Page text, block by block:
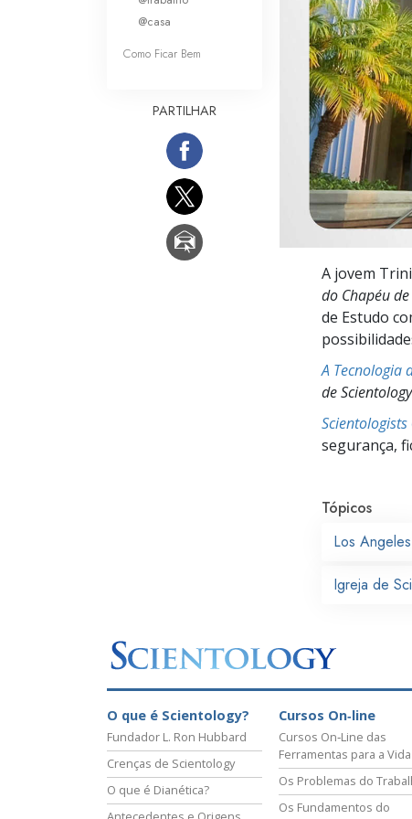
O que é a
A jovem
do Chapéu
de Estudo
A Tecnologia
de
Scientologists
segurança,
Tópicos
Los Angeles
Igreja de
@casa
Como Ficar Bem
PARTILHAR
O que é Scientology?
Fundador L. Ron Hubbard
Crenças de Scientology
O que é Dianética?
Cursos On‑line
Cursos On‑Line das
Ferramentas para a Vida
Os Problemas do
Os Fundamentos do